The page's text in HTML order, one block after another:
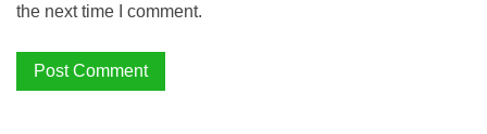
the next time I comment.